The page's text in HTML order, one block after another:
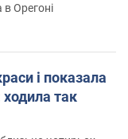
в Орегоні
і показала
ходила так